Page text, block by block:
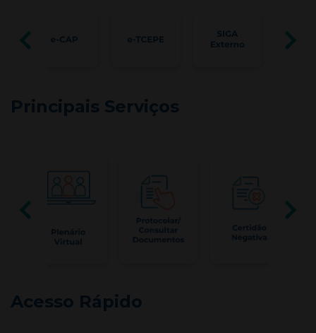
Principais Serviços
Acesso Rápido